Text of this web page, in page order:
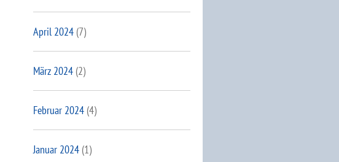
April 2024(7)
März 2024(2)
Februar 2024(4)
Januar 2024(1)